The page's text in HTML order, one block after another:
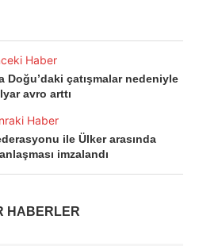
Haber
Doğu’daki çatışmalar nedeniyle
avro arttı
Haber
ile Ülker arasında
imzalandı
HABERLER